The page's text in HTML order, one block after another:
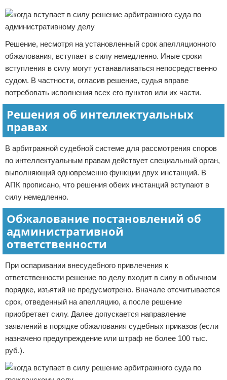
Решение, несмотря на установленный срок апелляционного
обжалования, вступает в силу немедленно. Иные сроки
вступления в силу могут устанавливаться непосредственно
судом. В частности, огласив решение, судья вправе
потребовать исполнения всех его пунктов или их части.
Решения об интеллектуальных
правах
В арбитражной судебной системе для рассмотрения споров
по интеллектуальным правам действует специальный орган,
выполняющий одновременно функции двух инстанций. В
АПК прописано, что решения обеих инстанций вступают в
силу немедленно.
Обжалование постановлений об
административной
ответственности
При оспаривании внесудебного привлечения к
ответственности решение по делу входит в силу в обычном
порядке, изъятий не предусмотрено. Вначале отсчитывается
срок, отведенный на апелляцию, а после решение
приобретает силу. Далее допускается направление
заявлений в порядке обжалования судебных приказов (если
назначено предупреждение или штраф не более 100 тыс.
руб.).